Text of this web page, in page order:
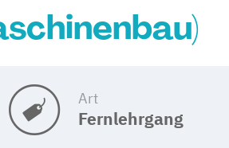
Art
Fernlehrgang